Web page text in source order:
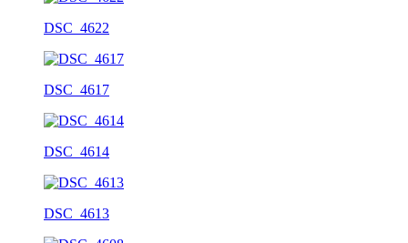
DSC_4622
DSC_4617
DSC_4614
DSC_4613